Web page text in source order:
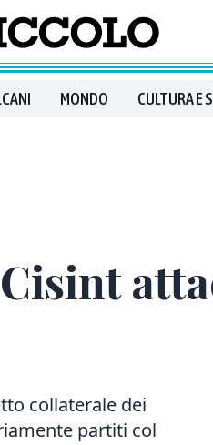
MONDO CULTURA E
collaterale dei
partiti col